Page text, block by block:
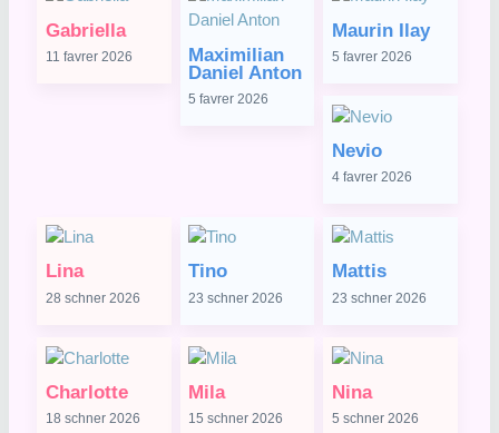
Gabriella
11 favrer 2026
Maximilian
Daniel Anton
5 favrer 2026
Maurin Ilay
5 favrer 2026
Nevio
4 favrer 2026
Lina
28 schner 2026
Tino
23 schner 2026
Mattis
23 schner 2026
Charlotte
18 schner 2026
Mila
15 schner 2026
Nina
5 schner 2026